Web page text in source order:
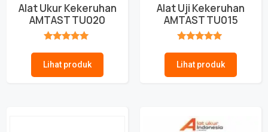
Alat Ukur Kekeruhan
AMTAST TU020
Lihat produk
Alat Uji Kekeruhan
AMTAST TU015
Lihat produk